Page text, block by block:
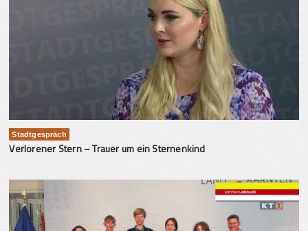
Stadtgespräch
Verlorener Stern – Trauer um ein Sternenkind